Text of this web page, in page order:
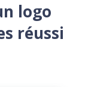
logo
réussi